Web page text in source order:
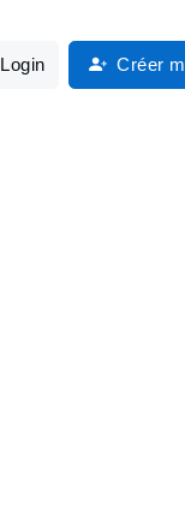
Login Créer